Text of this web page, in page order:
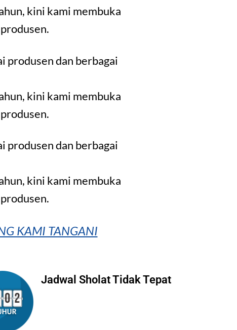
kini kami membuka
produsen dan berbagai
kini kami membuka
produsen dan berbagai
kini kami membuka
KAMI TANGANI
Jadwal Sholat Tidak Tepat